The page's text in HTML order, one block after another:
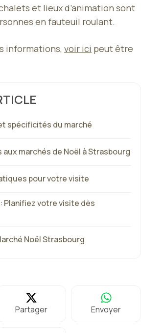
et lieux d’animation sont
en fauteuil roulant.
informations, voir ici peut être
spécificités du marché
marchés de Noël à Strasbourg
pour votre visite
Planifiez votre visite dès
Noël Strasbourg
Partager Envoyer